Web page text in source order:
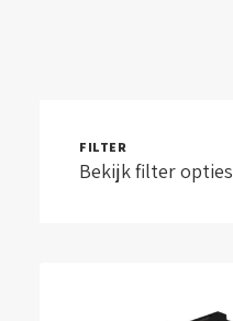
FILTER
Bekijk filter opties